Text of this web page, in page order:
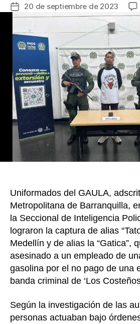
c
e
b
o
o
k
itt
er
ail
Fecha
de
entrada
20 de septiembre de 2023
Uniformados del GAULA,
Metropolitana de Barranquilla,
la Seccional de Inteligencia
lograron la captura de alias
Medellín y de alias la “Gatica”,
asesinado a un empleado de
gasolina por el no pago de una
banda criminal de ‘Los
Según la investigación de las
personas actuaban bajo